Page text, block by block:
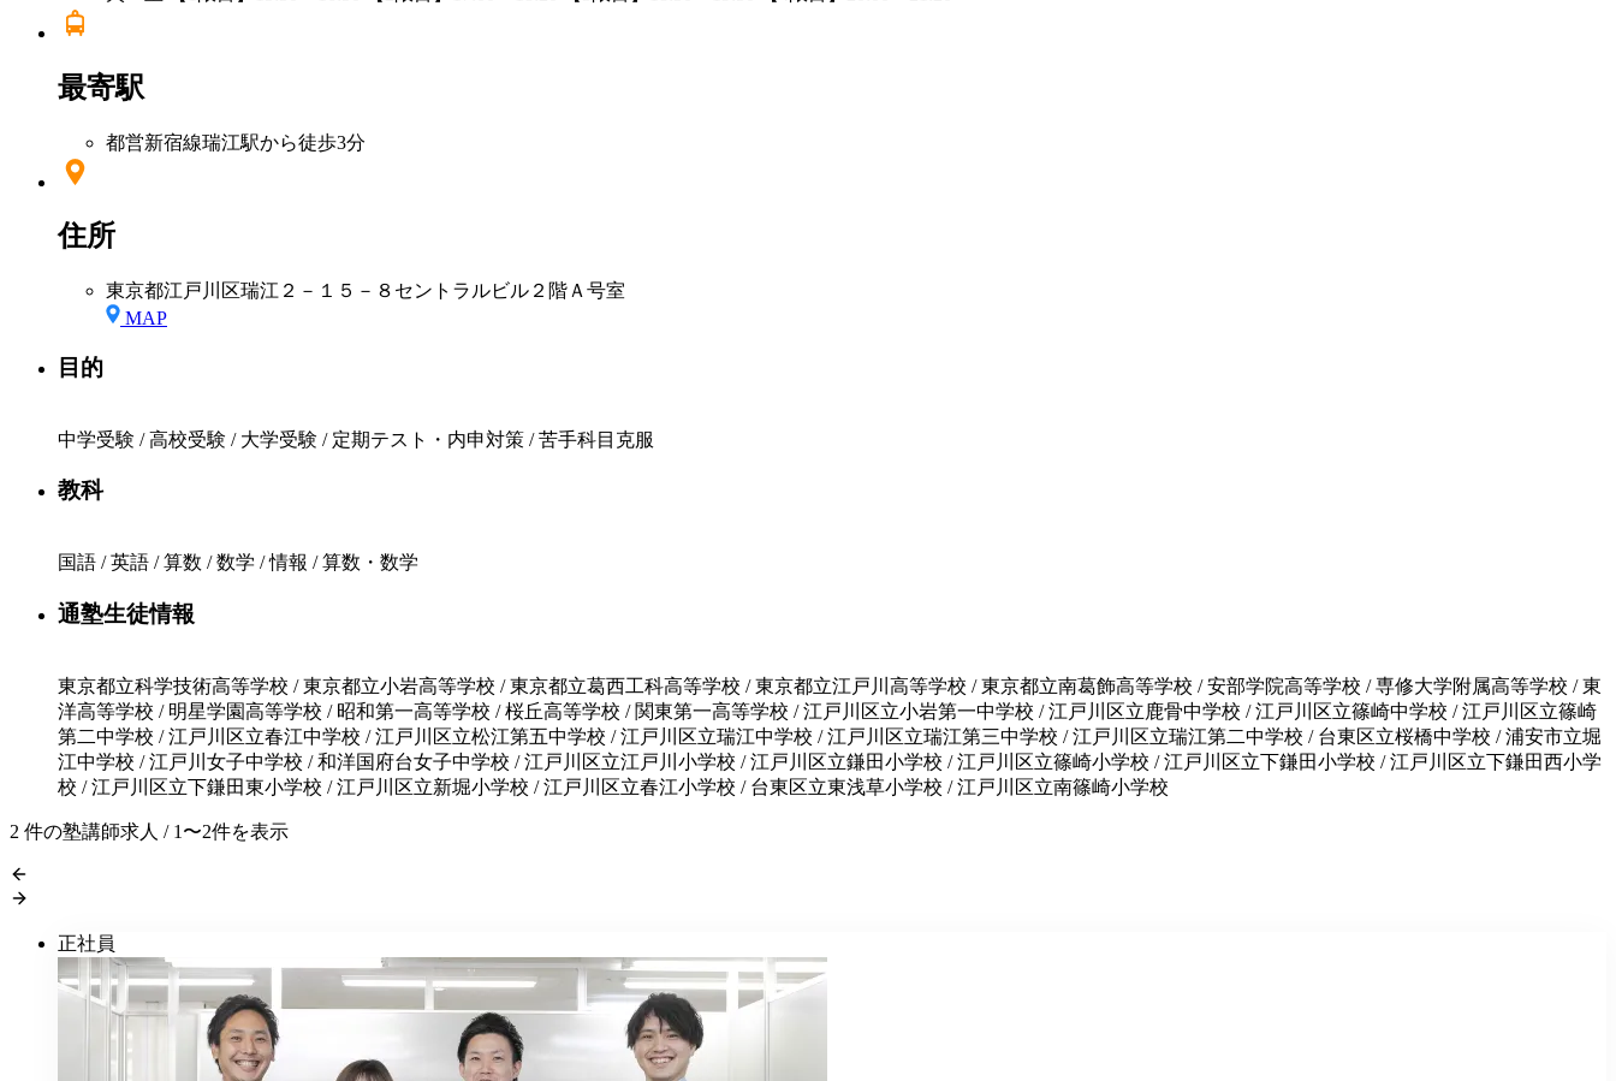
最寄駅
都営新宿線瑞江駅から徒歩3分
住所
東京都江戸川区瑞江２－１５－８セントラルビル２階Ａ号室
MAP
目的
中学受験 / 高校受験 / 大学受験 / 定期テスト・内申対策 / 苦手科目克服
教科
国語 / 英語 / 算数 / 数学 / 情報 / 算数・数学
通塾生徒情報
東京都立科学技術高等学校 / 東京都立小岩高等学校 / 東京都立葛西工科高等学校 / 東京都立江戸川高等学校 / 東京都立南葛飾高等学校 / 安部学院高等学校 / 専修大学附属高等学校 / 東
洋高等学校 / 明星学園高等学校 / 昭和第一高等学校 / 桜丘高等学校 / 関東第一高等学校 / 江戸川区立小岩第一中学校 / 江戸川区立鹿骨中学校 / 江戸川区立篠崎中学校 / 江戸川区立篠崎
第二中学校 / 江戸川区立春江中学校 / 江戸川区立松江第五中学校 / 江戸川区立瑞江中学校 / 江戸川区立瑞江第三中学校 / 江戸川区立瑞江第二中学校 / 台東区立桜橋中学校 / 浦安市立堀
江中学校 / 江戸川女子中学校 / 和洋国府台女子中学校 / 江戸川区立江戸川小学校 / 江戸川区立鎌田小学校 / 江戸川区立篠崎小学校 / 江戸川区立下鎌田小学校 / 江戸川区立下鎌田西小学
校 / 江戸川区立下鎌田東小学校 / 江戸川区立新堀小学校 / 江戸川区立春江小学校 / 台東区立東浅草小学校 / 江戸川区立南篠崎小学校
2 件の塾講師求人 / 1〜2件を表示
正社員